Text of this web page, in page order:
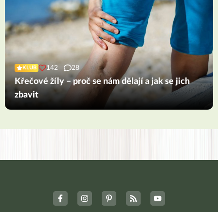
KLUB 142 28
Křečové žíly – proč se nám dělají a jak se jich
zbavit